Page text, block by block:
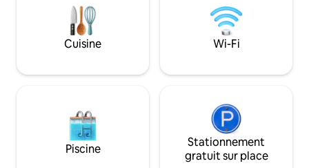
immense pergola en bois, de l'eau du
citern, de l'électricité solaire avec 5 kW
de batery, 2 douches.
centre urbain
intimité. Nous
d'avoir un
compris pour
Cuisine Wi-Fi
Piscine
Stationnement
gratuit sur place